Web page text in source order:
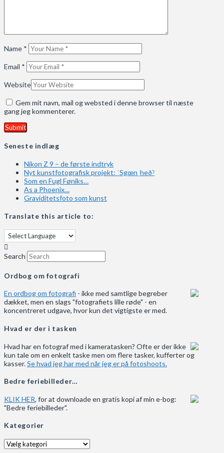
Name *
Email *
Website
Gem mit navn, mail og websted i denne browser til næste
gang jeg kommenterer.
Seneste indlæg
Nikon Z 9 – de første indtryk
Nyt kunstfotografisk projekt: ˈSgœnˌheðˀ
Som en Fugl Føniks…
As a Phoenix…
Graviditetsfoto som kunst
Translate this article to:
Search
Ordbog om fotografi
En ordbog om fotografi - ikke med samtlige begreber
dækket, men en slags "fotografiets lille røde" - en
koncentreret udgave, hvor kun det vigtigste er med.
Hvad er der i tasken
Hvad har en fotograf med i kameratasken? Ofte er der ikke
kun tale om en enkelt taske men om flere tasker, kufferter og
kasser.Se hvad jeg har med når jeg er på fotoshoots.
Bedre feriebilleder…
KLIK HER, for at downloade en gratis kopi af min e-bog:
"Bedre feriebilleder".
Kategorier
Kategorier